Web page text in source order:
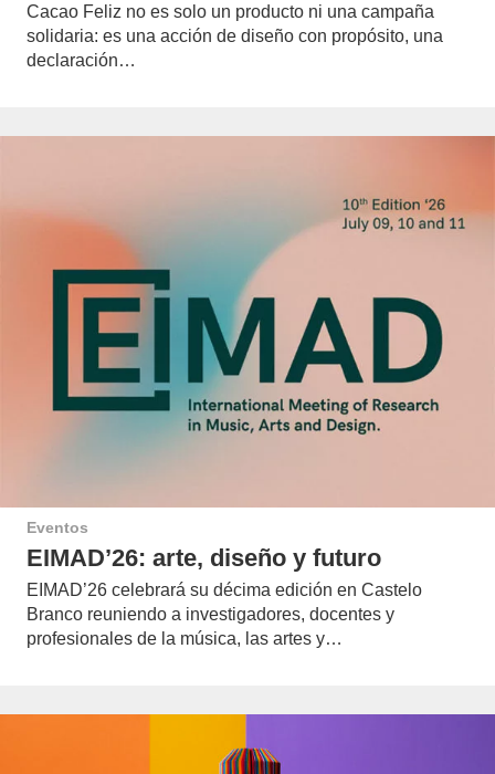
Cacao Feliz no es solo un producto ni una campaña
solidaria: es una acción de diseño con propósito, una
declaración…
Eventos
EIMAD’26: arte, diseño y futuro
EIMAD’26 celebrará su décima edición en Castelo
Branco reuniendo a investigadores, docentes y
profesionales de la música, las artes y…